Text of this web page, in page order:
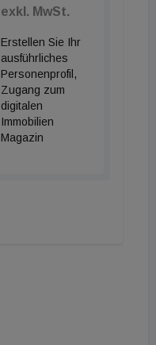
exkl. MwSt.
Erstellen Sie Ihr
ausführliches
Personenprofil,
Zugang zum
digitalen
Immobilien
Magazin